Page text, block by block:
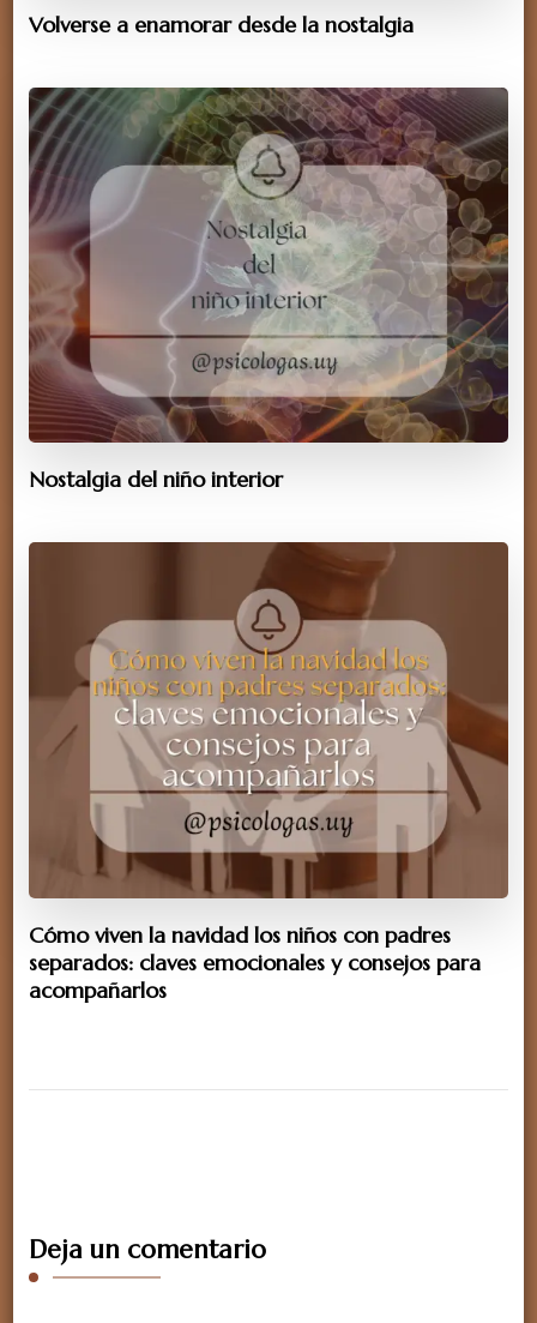
Volverse a enamorar desde la nostalgia
Nostalgia del niño interior
Cómo viven la navidad los niños con padres
separados: claves emocionales y consejos para
acompañarlos
Deja un comentario